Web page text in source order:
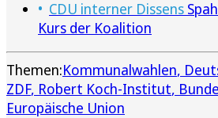
CDU interner Dissens
Kurs der Koalition
Themen:Kommunalwahlen
ZDF Robert Koch-Institut
Europäische Union